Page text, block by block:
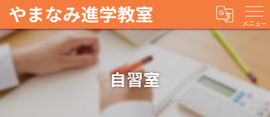
メニュー
自習室